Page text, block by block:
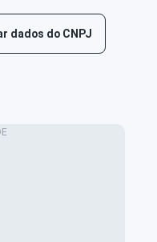
dados do CNPJ